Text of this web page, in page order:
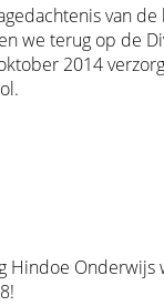
van de
we terug op de
2014
Hindoe Onderwijs